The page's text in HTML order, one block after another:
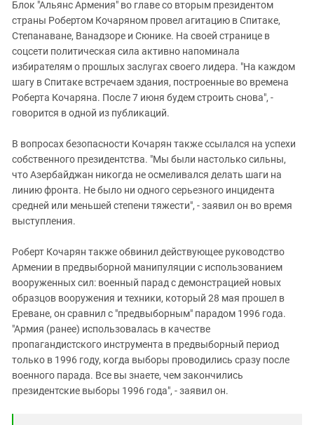
Блок "Альянс Армения" во главе со вторым президентом
страны Робертом Кочаряном провел агитацию в Спитаке,
Степанаване, Ванадзоре и Сюнике. На своей странице в
соцсети политическая сила активно напоминала
избирателям о прошлых заслугах своего лидера. "На каждом
шагу в Спитаке встречаем здания, построенные во времена
Роберта Кочаряна. После 7 июня будем строить снова", -
говорится в одной из публикаций.
В вопросах безопасности Кочарян также ссылался на успехи
собственного президентства. "Мы были настолько сильны,
что Азербайджан никогда не осмеливался делать шаги на
линию фронта. Не было ни одного серьезного инцидента
средней или меньшей степени тяжести", - заявил он во время
выступления.
Роберт Кочарян также обвинил действующее руководство
Армении в предвыборной манипуляции с использованием
вооруженных сил: военный парад с демонстрацией новых
образцов вооружения и техники, который 28 мая прошел в
Ереване, он сравнил с "предвыборным" парадом 1996 года.
"Армия (ранее) использовалась в качестве
пропагандистского инструмента в предвыборный период
только в 1996 году, когда выборы проводились сразу после
военного парада. Все вы знаете, чем закончились
президентские выборы 1996 года", - заявил он.